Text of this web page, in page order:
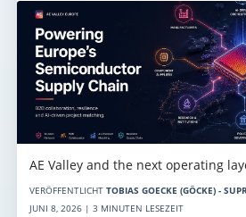
AE Valley and the next operating
VERÖFFENTLICHT TOBIAS GOECKE (GÖCKE) -
JUNI 8, 2026 | 3 MINUTEN LESEZEIT